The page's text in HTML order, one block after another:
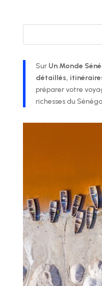
Sur Un Monde
détaillés,
préparer votre
richesses du